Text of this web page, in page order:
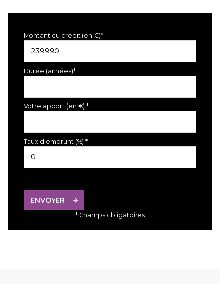
Montant du crédit (en €)*
Durée (années)*
Votre apport (en €) *
Taux d'emprunt (%) *
ENVOYER
* Champs obligatoires